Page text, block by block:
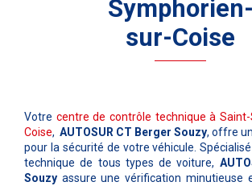
Symphorien-
sur-Coise
Votre centre de contrôle technique à
Coise, AUTOSUR CT Berger Souzy, offre
pour la sécurité de votre véhicule.
technique de tous types de voiture,
Souzy assure une vérification minutieuse